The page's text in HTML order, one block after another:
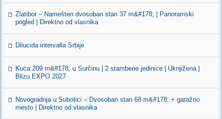
Zlatibor – Namešten dvosoban stan 37 m&#178; | Panoramski
pogled | Direktno od vlasnika
Dilucida intervalla Srbije
Kuća 209 m&#178; u Surčinu | 2 stambene jedinice | Uknjižena |
Blizu EXPO 2027
Novogradnja u Subotici – Dvosoban stan 68 m&#178; + garažno
mesto | Direktno od vlasnika